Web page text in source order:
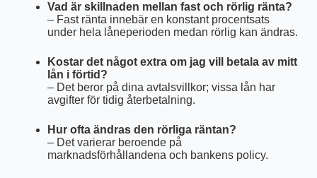
Vad är skillnaden mellan fast och rörlig ränta?
– Fast ränta innebär en konstant procentsats
under hela låneperioden medan rörlig kan ändras.
Kostar det något extra om jag vill betala av mitt
lån i förtid?
– Det beror på dina avtalsvillkor; vissa lån har
avgifter för tidig återbetalning.
Hur ofta ändras den rörliga räntan?
– Det varierar beroende på
marknadsförhållandena och bankens policy.